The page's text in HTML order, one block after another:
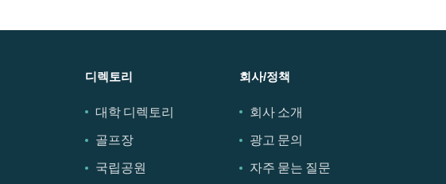
디렉토리
대학 디렉토리
골프장
국립공원
회사/정책
회사 소개
광고 문의
자주 묻는 질문